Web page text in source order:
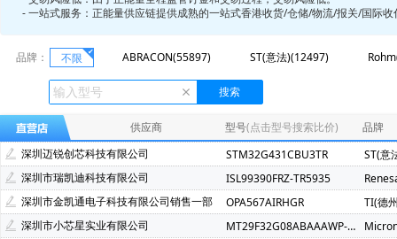
- 一站式服务：正能量供应链提供成熟的一站式香港收货/仓储/物流/报关/国际
品牌： 不限 ABRACON(55897) ST(意法)(12497)
Ecliptek(507)
TOSHIBA(东芝)(400)
XLSEMI(芯龙)(185)
Renesas(瑞萨)(162)
Mindmotion(灵动微)(72)
JST(日压)(70)
Cyntec(乾坤
Infineon(英飞凌)(49)
Hisilicon(海思)(40)
Cachip(锦锐
SGMICRO(圣邦微)(34)
Cypress(赛普拉斯)(31)
Brightking(台湾君耀)(22)
MotorComm(裕太微)(22)
SILICON LABS(芯科)(20)
RUNIC(润石)(19)
Chiplntelli(
供应商 型号(点击型号搜索比价)
品牌
深圳迈锐创芯科技有限公司
STM32G431CBU3TR
ST(意
深圳市瑞凯迪科技有限公司
ISL99390FRZ-TR5935
深圳市金凯通电子科技有限公司销售一部
OPA567AIRHGR
TI(德
深圳市小芯星实业有限公司
MT29F32G08ABAAAWP-ITZ:A